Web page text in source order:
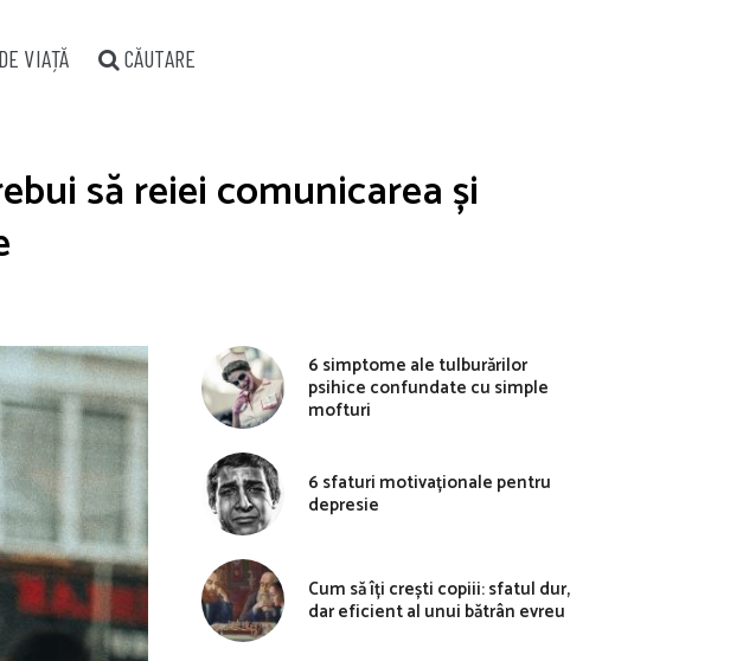
VIAȚĂ CĂUTARE
să reiei comunicarea și
6 simptome ale tulburărilor
psihice confundate cu simple
mofturi
6 sfaturi motivaționale pentru
depresie
Cum să îți crești copiii: sfatul dur,
dar eficient al unui bătrân evreu